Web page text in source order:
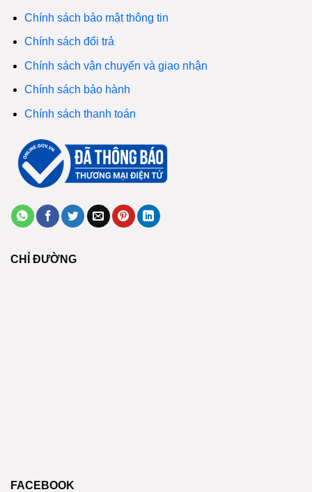
Chính sách bảo mật thông tin
Chính sách đổi trả
Chính sách vận chuyển và giao nhận
Chính sách bảo hành
Chính sách thanh toán
CHỈ ĐƯỜNG
FACEBOOK